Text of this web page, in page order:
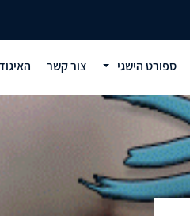
ספורט הישגי צור קשר